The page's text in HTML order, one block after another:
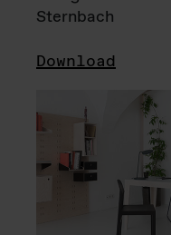
Sternbach
Download